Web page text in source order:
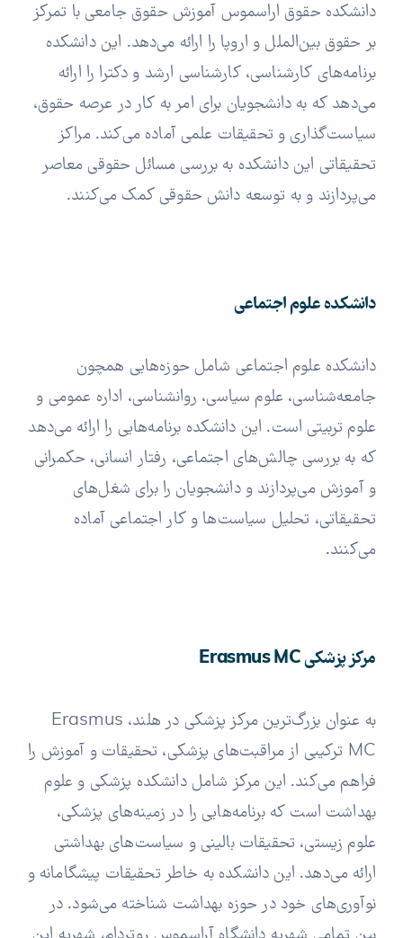
دانشکده حقوق اراسموس آموزش حقوق جامعی با تمرکز
بر حقوق بین‌الملل و اروپا را ارائه می‌دهد. این دانشکده
برنامه‌های کارشناسی، کارشناسی ارشد و دکترا را ارائه
می‌دهد که به دانشجویان برای امر به کار در عرصه حقوق،
سیاست‌گذاری و تحقیقات علمی آماده می‌کند. مراکز
تحقیقاتی این دانشکده به بررسی مسائل حقوقی معاصر
می‌پردازند و به توسعه دانش حقوقی کمک می‌کنند.
دانشکده علوم اجتماعی
دانشکده علوم اجتماعی شامل حوزه‌هایی همچون
جامعه‌شناسی، علوم سیاسی، روانشناسی، اداره عمومی و
علوم تربیتی است. این دانشکده برنامه‌هایی را ارائه می‌دهد
که به بررسی چالش‌های اجتماعی، رفتار انسانی، حکمرانی
و آموزش می‌پردازند و دانشجویان را برای شغل‌های
تحقیقاتی، تحلیل سیاست‌ها و کار اجتماعی آماده
می‌کنند.
مرکز پزشکی Erasmus MC
به عنوان بزرگ‌ترین مرکز پزشکی در هلند، Erasmus
MC ترکیبی از مراقبت‌های پزشکی، تحقیقات و آموزش را
فراهم می‌کند. این مرکز شامل دانشکده پزشکی و علوم
بهداشت است که برنامه‌هایی را در زمینه‌های پزشکی،
علوم زیستی، تحقیقات بالینی و سیاست‌های بهداشتی
ارائه می‌دهد. این دانشکده به خاطر تحقیقات پیشگامانه و
نوآوری‌های خود در حوزه بهداشت شناخته می‌شود. در